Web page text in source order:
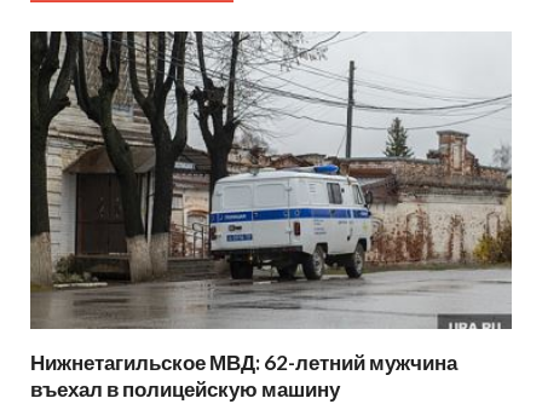
Нижнетагильское МВД: 62-летний мужчина
въехал в полицейскую машину